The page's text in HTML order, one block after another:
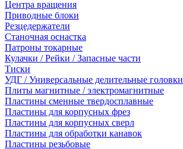
Центра вращения
Приводные блоки
Резцедержатели
Станочная оснастка
Патроны токарные
Кулачки / Рейки / Запасные части
Тиски
УДГ / Универсальные делительные головки
Плиты магнитные / электромагнитные
Пластины сменные твердосплавные
Пластины для корпусных фрез
Пластины для корпусных сверл
Пластины для обработки канавок
Пластины резьбовые